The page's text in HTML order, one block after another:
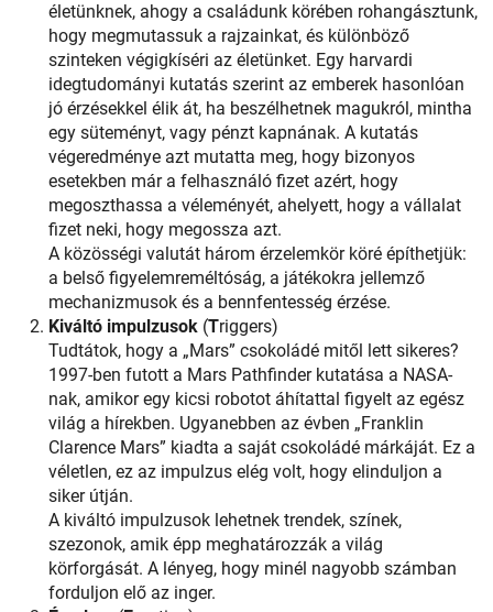
életünknek, ahogy a családunk körében rohangásztunk,
hogy megmutassuk a rajzainkat, és különböző
szinteken végigkíséri az életünket. Egy harvardi
idegtudományi kutatás szerint az emberek hasonlóan
jó érzésekkel élik át, ha beszélhetnek magukról, mintha
egy süteményt, vagy pénzt kapnának. A kutatás
végeredménye azt mutatta meg, hogy bizonyos
esetekben már a felhasználó fizet azért, hogy
megoszthassa a véleményét, ahelyett, hogy a vállalat
fizet neki, hogy megossza azt.
A közösségi valutát három érzelemkör köré építhetjük:
a belső figyelemreméltóság, a játékokra jellemző
mechanizmusok és a bennfentesség érzése.
Kiváltó impulzusok (Triggers)
Tudtátok, hogy a „Mars” csokoládé mitől lett sikeres?
1997-ben futott a Mars Pathfinder kutatása a NASA-
nak, amikor egy kicsi robotot áhítattal figyelt az egész
világ a hírekben. Ugyanebben az évben „Franklin
Clarence Mars” kiadta a saját csokoládé márkáját. Ez a
véletlen, ez az impulzus elég volt, hogy elinduljon a
siker útján.
A kiváltó impulzusok lehetnek trendek, színek,
szezonok, amik épp meghatározzák a világ
körforgását. A lényeg, hogy minél nagyobb számban
forduljon elő az inger.